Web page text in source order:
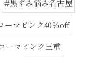
#黒ずみ悩み名古屋
ーマピンク40％off
ーマピンク三重